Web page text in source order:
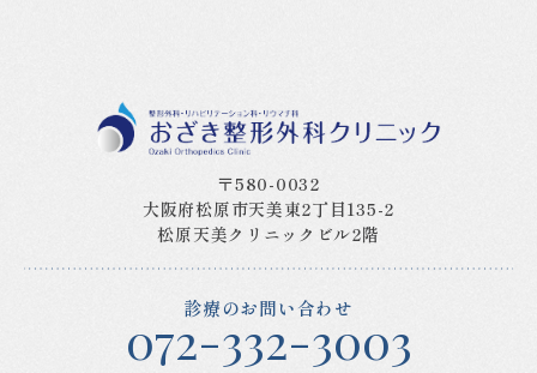
〒580-0032
大阪府松原市天美東2丁目135-2
松原天美クリニックビル2階
診療のお問い合わせ
072-332-3003